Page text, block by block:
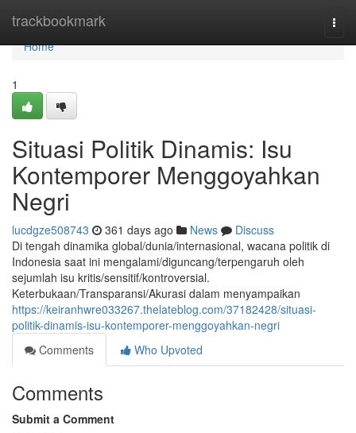
trackbookmark
Home
Home
1
Situasi Politik Dinamis: Isu
Kontemporer Menggoyahkan
Negri
lucdgze508743 361 days ago News
Discuss
Di tengah dinamika global/dunia/internasional, wacana politik di
Indonesia saat ini mengalami/diguncang/terpengaruh oleh
sejumlah isu kritis/sensitif/kontroversial.
Keterbukaan/Transparansi/Akurasi dalam menyampaikan
https://keiranhwre033267.thelateblog.com/37182428/situasi-
politik-dinamis-isu-kontemporer-menggoyahkan-negri
Comments
Who Upvoted
Comments
Submit a Comment